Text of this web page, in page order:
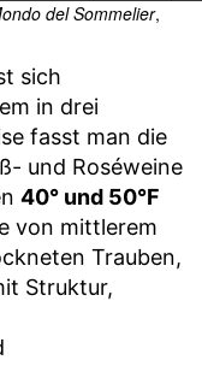
del Sommelier,
sich
in drei
fasst man die
und Roséweine
40° und 50°F
von mittlerem
Trauben,
Struktur,